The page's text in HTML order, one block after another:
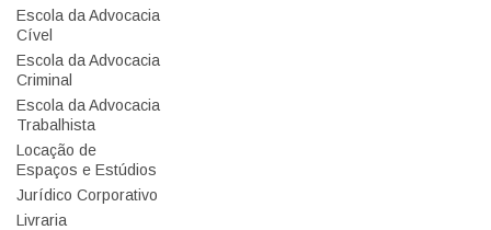
Escola da Advocacia
Cível
Escola da Advocacia
Criminal
Escola da Advocacia
Trabalhista
Locação de
Espaços e Estúdios
Jurídico Corporativo
Livraria